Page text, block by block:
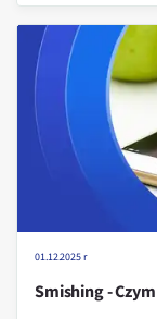
01.12.2025 r
Smishing -